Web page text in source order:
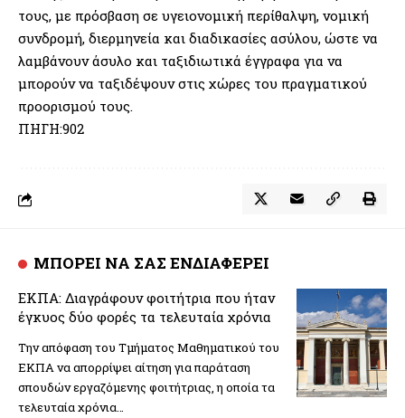
τους, με πρόσβαση σε υγειονομική περίθαλψη, νομική
συνδρομή, διερμηνεία και διαδικασίες ασύλου, ώστε να
λαμβάνουν άσυλο και ταξιδιωτικά έγγραφα για να
μπορούν να ταξιδέψουν στις χώρες του πραγματικού
προορισμού τους.
ΠΗΓΗ:902
ΜΠΟΡΕΙ ΝΑ ΣΑΣ ΕΝΔΙΑΦΕΡΕΙ
ΕΚΠΑ: Διαγράφουν φοιτήτρια που ήταν
έγκυος δύο φορές τα τελευταία χρόνια
Την απόφαση του Τμήματος Μαθηματικού του
ΕΚΠΑ να απορρίψει αίτηση για παράταση
σπουδών εργαζόμενης φοιτήτριας, η οποία τα
τελευταία χρόνια…